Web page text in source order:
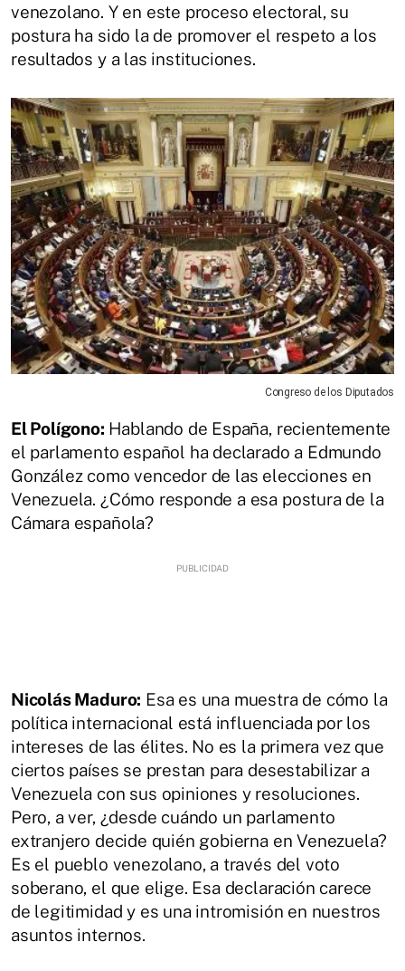
venezolano. Y en este proceso electoral, su
postura ha sido la de promover el respeto a los
resultados y a las instituciones.
Congreso de los Diputados
El Polígono: Hablando de España, recientemente
el parlamento español ha declarado a Edmundo
González como vencedor de las elecciones en
Venezuela. ¿Cómo responde a esa postura de la
Cámara española?
Nicolás Maduro: Esa es una muestra de cómo la
política internacional está influenciada por los
intereses de las élites. No es la primera vez que
ciertos países se prestan para desestabilizar a
Venezuela con sus opiniones y resoluciones.
Pero, a ver, ¿desde cuándo un parlamento
extranjero decide quién gobierna en Venezuela?
Es el pueblo venezolano, a través del voto
soberano, el que elige. Esa declaración carece
de legitimidad y es una intromisión en nuestros
asuntos internos.